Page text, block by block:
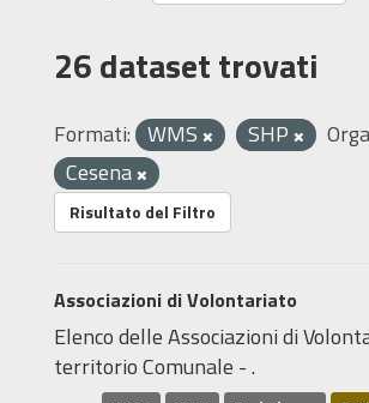
26 dataset trovati
Formati: WMS SHP
Cesena
Risultato del Filtro
Associazioni di Volontariato
Elenco delle Associazioni di
territorio Comunale - .